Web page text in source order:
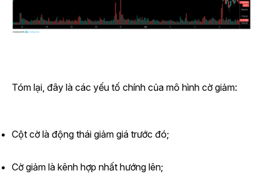
Tóm lại, đây là các yếu tố chính của mô hình cờ giảm:
Cột cờ là động thái giảm giá trước đó;
Cờ giảm là kênh hợp nhất hướng lên;